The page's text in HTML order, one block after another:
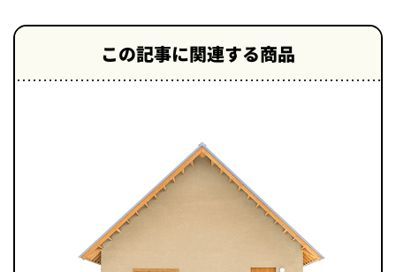
この記事に関連する商品